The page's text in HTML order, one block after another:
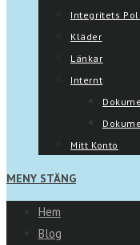
Integritets
Kläder
Länkar
Internt
Mitt Konto
MENY STÄNG
Hem
Blog